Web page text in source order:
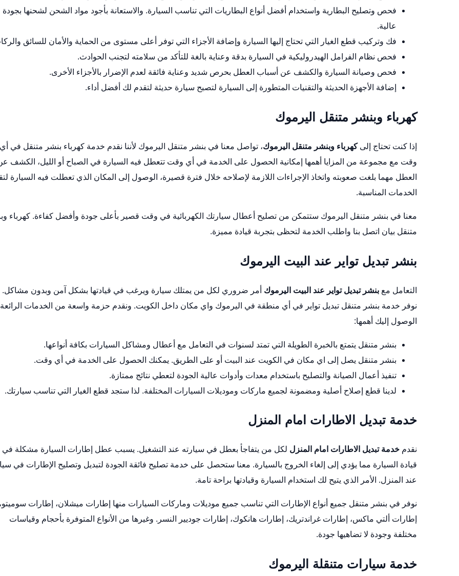
فحص وتصليح البطارية واستخدام أفضل أنواع البطاريات التي تناسب السيارة. والاستعانة بأجود مواد الشحن لشحنها بجودة
عالية.
فك وتركيب قطع الغيار التي تحتاج إليها السيارة وإضافة الأجزاء التي توفر أعلى مستوى من الحماية والأمان للسائق
فحص نظام الفرامل الهيدروليكية في السيارة بدقة وعناية بالغة للتأكد من سلامته لتجنب الحوادث.
فحص وصيانة السيارة والكشف عن أسباب العطل بحرص شديد وعناية فائقة لعدم الإضرار بالأجزاء الأخرى.
إضافة الأجهزة الحديثة والتقنيات المتطورة إلى السيارة لتصبح سيارة حديثة لتقدم لك أفضل أداء.
كهرباء وبنشر متنقل اليرموك
إذا كنت تحتاج إلىكهرباء وبنشر متنقل اليرموك، تواصل معنا في بنشر متنقل اليرموك لأننا نقدم خدمة كهرباء بنشر متنقل في أي
وقت مع مجموعة من المزايا أهمها إمكانية الحصول على الخدمة في أي وقت تتعطل فيه السيارة في الصباح أو الليل، الكشف
العطل مهما بلغت صعوبته واتخاذ الإجراءات اللازمة لإصلاحه خلال فترة قصيرة، الوصول إلى المكان الذي تعطلت فيه السيارة
الخدمات المناسبة.
معنا في بنشر متنقل اليرموك ستتمكن من تصليح أعطال سيارتك الكهربائية في وقت قصير بأعلى جودة وأفضل كفاءة. كهرباء
متنقل بيان اتصل بنا واطلب الخدمة لتحظى بتجربة قيادة مميزة.
بنشر تبديل تواير عند البيت اليرموك
التعامل مع بنشر تبديل تواير عند البيت اليرموك أمر ضروري لكل من يمتلك سيارة ويرغب في قيادتها بشكل آمن وبدون مشاكل.
نوفر خدمة بنشر متنقل تبديل تواير في أي منطقة في اليرموك واي مكان داخل الكويت. ونقدم حزمة واسعة من الخدمات
الوصول إليك أهمها:
بنشر متنقل يتمتع بالخبرة الطويلة التي تمتد لسنوات في التعامل مع أعطال ومشاكل السيارات بكافة أنواعها.
بنشر متنقل يصل إلى اي مكان في الكويت عند البيت أو على الطريق. يمكنك الحصول على الخدمة في أي وقت.
تنفيذ أعمال الصيانة والتصليح باستخدام معدات وأدوات عالية الجودة لتعطي نتائج ممتازة.
لدينا قطع إصلاح أصلية ومضمونة لجميع ماركات وموديلات السيارات المختلفة. لذا ستجد قطع الغيار التي تناسب سيارتك.
خدمة تبديل الاطارات امام المنزل
نقدم خدمة تبديل الاطارات امام المنزل لكل من يتفاجأ بعطل في سيارته عند التشغيل. يسبب عطل إطارات السيارة مشكلة في
قيادة السيارة مما يؤدي إلى إلغاء الخروج بالسيارة. معنا ستحصل على خدمة تصليح فائقة الجودة لتبديل وتصليح الإطارات في
عند المنزل. الأمر الذي يتيح لك استخدام السيارة وقيادتها براحة تامة.
نوفر في بنشر متنقل جميع أنواع الإطارات التي تناسب جميع موديلات وماركات السيارات منها إطارات ميشلان، إطارات
إطارات ألتي ماكس، إطارات غراندتريك، إطارات هانكوك، إطارات جوديير النسر. وغيرها من الأنواع المتوفرة بأحجام وقياسات
مختلفة وجودة لا تضاهيها جودة.
خدمة سيارات متنقلة اليرموك